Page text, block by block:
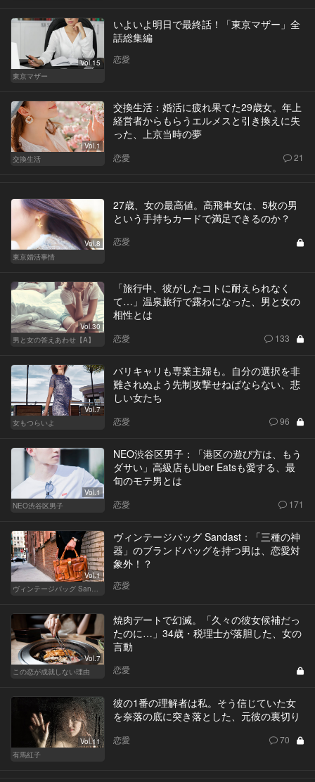
Vol.15
東京マザー
いよいよ明日で最終話！「東京マザー」全
話総集編
恋愛
Vol.1
交換生活
交換生活：婚活に疲れ果てた29歳女。年上
経営者からもらうエルメスと引き換えに失
った、上京当時の夢
恋愛 21
Vol.8
東京婚活事情
27歳、女の最高値。高飛車女は、5枚の男
という手持ちカードで満足できるのか？
恋愛
Vol.30
男と女の答えあわせ【A】
「旅行中、彼がしたコトに耐えられなく
て…」温泉旅行で露わになった、男と女の
相性とは
恋愛 133
Vol.7
女もつらいよ
バリキャリも専業主婦も。自分の選択を非
難されぬよう先制攻撃せねばならない、悲
しい女たち
恋愛 96
Vol.1
NEO渋谷区男子
NEO渋谷区男子：「港区の遊び方は、もう
ダサい」高級店もUber Eatsも愛する、最
旬のモテ男とは
恋愛 171
Vol.1
ヴィンテージバッグ Sandast
ヴィンテージバッグ Sandast：「三種の神
器」のブランドバッグを持つ男は、恋愛対
象外！？
恋愛
Vol.7
この恋が成就しない理由
焼肉デートで幻滅。「久々の彼女候補だっ
たのに…」34歳・税理士が落胆した、女の
言動
恋愛
Vol.11
有馬紅子
彼の1番の理解者は私。そう信じていた女
を奈落の底に突き落とした、元彼の裏切り
恋愛 70